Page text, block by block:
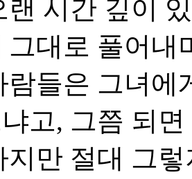
랜 시간 깊이
그대로 풀어내
람들은 그녀에
고, 그쯤 되
지만 절대 그